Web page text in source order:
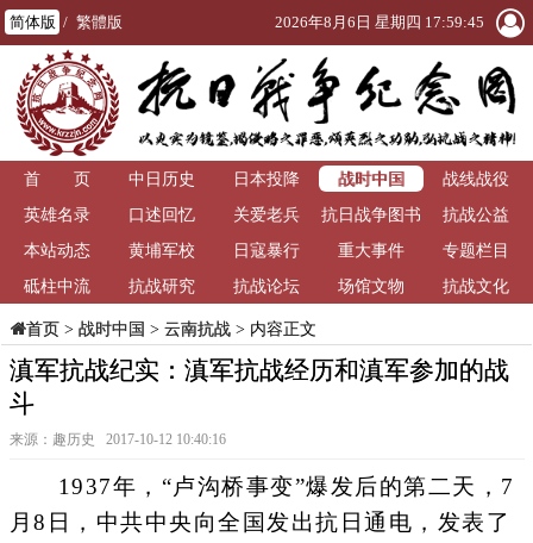
简体版 / 繁體版 2026年8月6日 星期四 17:59:46
首 页 中日历史 日本投降 战时中国
战线战役
英雄名录
口述回忆 关爱老兵
抗日战争图书
馆
抗战公益
本站动态
黄埔军校 日寇暴行 重大事件
专题栏目
砥柱中流
抗战研究 抗战论坛 场馆文物 抗战文化
首页> 战时中国 > 云南抗战> 内容正文
滇军抗战纪实：滇军抗战经历和滇军参加的战
斗
来源：趣历史 2017-10-12 10:40:16
1937年，“卢沟桥事变”爆发后的第二天，7
月8日，中共中央向全国发出抗日通电，发表了